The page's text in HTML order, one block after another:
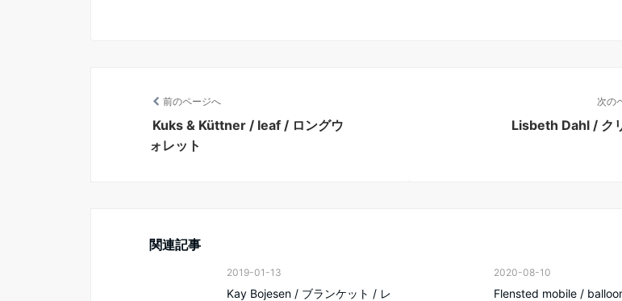
前のページへ
Kuks & Küttner / leaf / ロングウ
ォレット
次の
Lisbeth Dahl / ク
関連記事
2019-01-13
Kay Bojesen / ブランケット / レ
2020-08-10
Flensted mobile /